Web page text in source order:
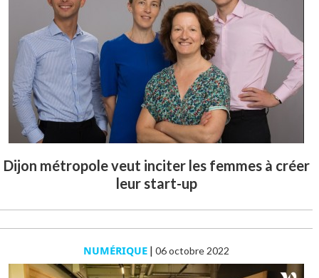
Dijon métropole veut inciter les femmes à créer
leur start-up
NUMÉRIQUE |06 octobre 2022